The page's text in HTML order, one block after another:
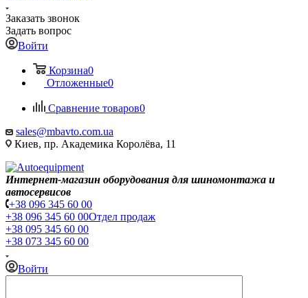
Заказать звонок
Задать вопрос
Войти
Корзина0
Отложенные0
Сравнение товаров0
sales@mbavto.com.ua
Киев, пр. Академика Королёва, 11
Интернет-магазин оборудования для шиномонтажа и
автосервисов
+38 096 345 60 00
+38 096 345 60 00Отдел продаж
+38 095 345 60 00
+38 073 345 60 00
Войти